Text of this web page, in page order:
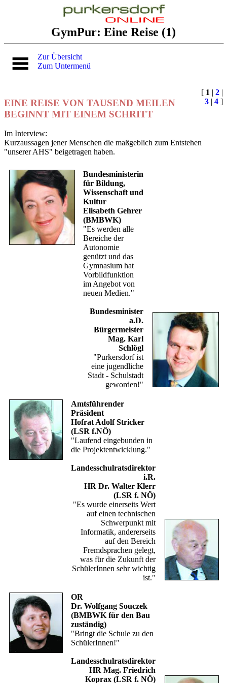
GymPur: Eine Reise (1)
Zur Übersicht
Zum Untermenü
EINE REISE VON TAUSEND MEILEN
BEGINNT MIT EINEM SCHRITT
[ 1 | 2 |
3 | 4 ]
Im Interview:
Kurzaussagen jener Menschen die maßgeblich zum Entstehen
"unserer AHS" beigetragen haben.
Bundesministerin
für Bildung,
Wissenschaft und
Kultur
Elisabeth Gehrer
(BMBWK)
"Es werden alle
Bereiche der
Autonomie
genützt und das
Gymnasium hat
Vorbildfunktion
im Angebot von
neuen Medien."
Bundesminister
a.D.
Bürgermeister
Mag. Karl
Schlögl
"Purkersdorf ist
eine jugendliche
Stadt - Schulstadt
geworden!"
Amtsführender
Präsident
Hofrat Adolf Stricker
(LSR f.NÖ)
"Laufend eingebunden in
die Projektentwicklung."
Landesschulratsdirektor
i.R.
HR Dr. Walter Klerr
(LSR f. NÖ)
"Es wurde einerseits Wert
auf einen technischen
Schwerpunkt mit
Informatik, andererseits
auf den Bereich
Fremdsprachen gelegt,
was für die Zukunft der
SchülerInnen sehr wichtig
ist."
OR
Dr. Wolfgang Souczek
(BMBWK für den Bau
zuständig)
"Bringt die Schule zu den
SchülerInnen!"
Landesschulratsdirektor
HR Mag. Friedrich
Koprax (LSR f. NÖ)